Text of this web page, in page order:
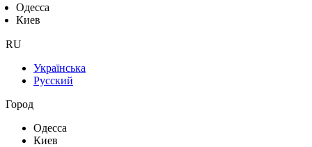
Одесса
Киев
RU
Українська
Русский
Город
Одесса
Киев